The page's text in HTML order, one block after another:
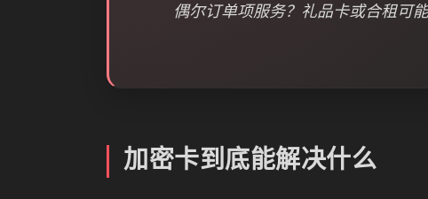
偶尔订单项服务？礼品卡或合租可
加密卡到底能解决什么